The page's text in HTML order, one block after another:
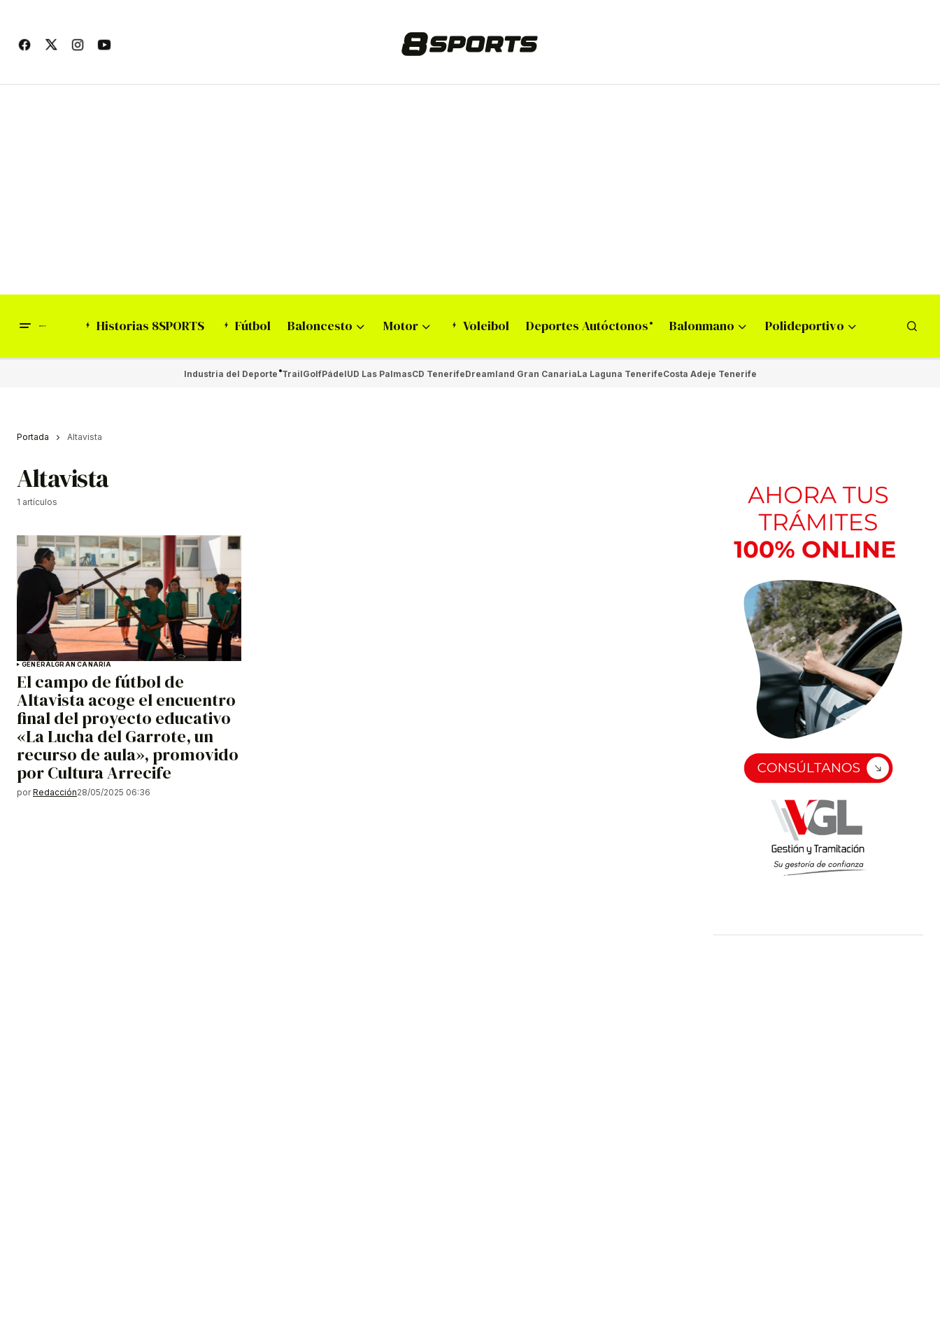
Historias 8SPORTS Fútbol Baloncesto Motor Voleibol Deportes Autóctonos Balonmano Polideportivo
Industria del Deporte TrailGolfPádelUD Las PalmasCD TenerifeDreamland Gran CanariaLa Laguna TenerifeCosta Adeje Tenerife
Portada Altavista
Altavista
1 artículos
GENERALGRAN CANARIA
El campo de fútbol de
Altavista acoge el encuentro
final del proyecto educativo
«La Lucha del Garrote, un
recurso de aula», promovido
por Cultura Arrecife
por Redacción28/05/2025 06:36